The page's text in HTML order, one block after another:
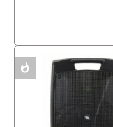
whatshot